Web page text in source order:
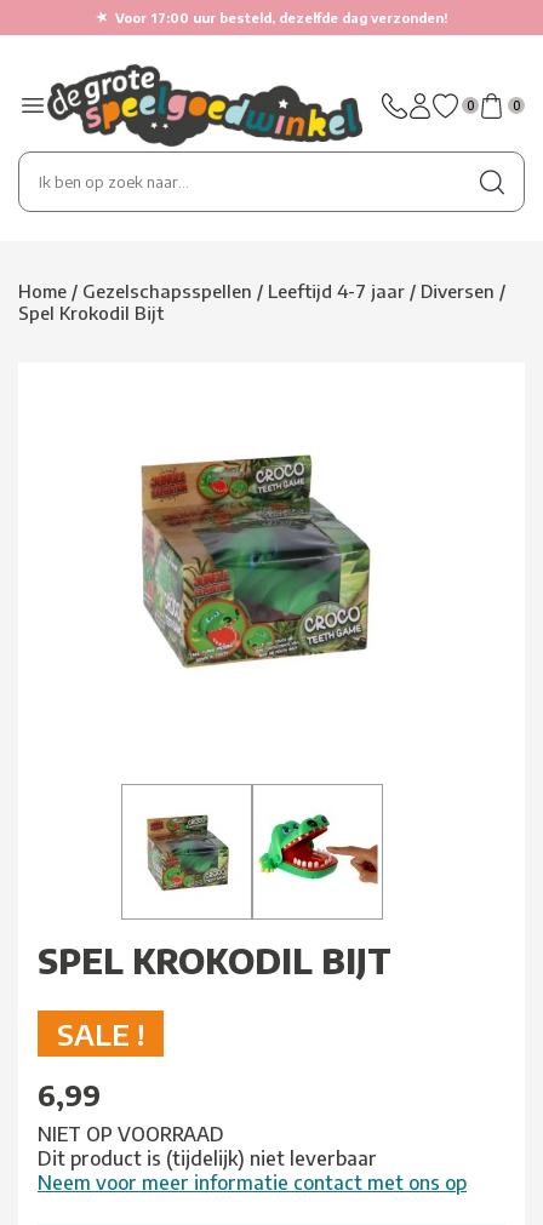
★ Voor 17:00 uur besteld, dezelfde dag verzonden!
0 0
Home / Gezelschapsspellen / Leeftijd 4-7 jaar / Diversen /
Spel Krokodil Bijt
SPEL KROKODIL BIJT
SALE !
6,99
NIET OP VOORRAAD
Dit product is (tijdelijk) niet leverbaar
Neem voor meer informatie contact met ons op